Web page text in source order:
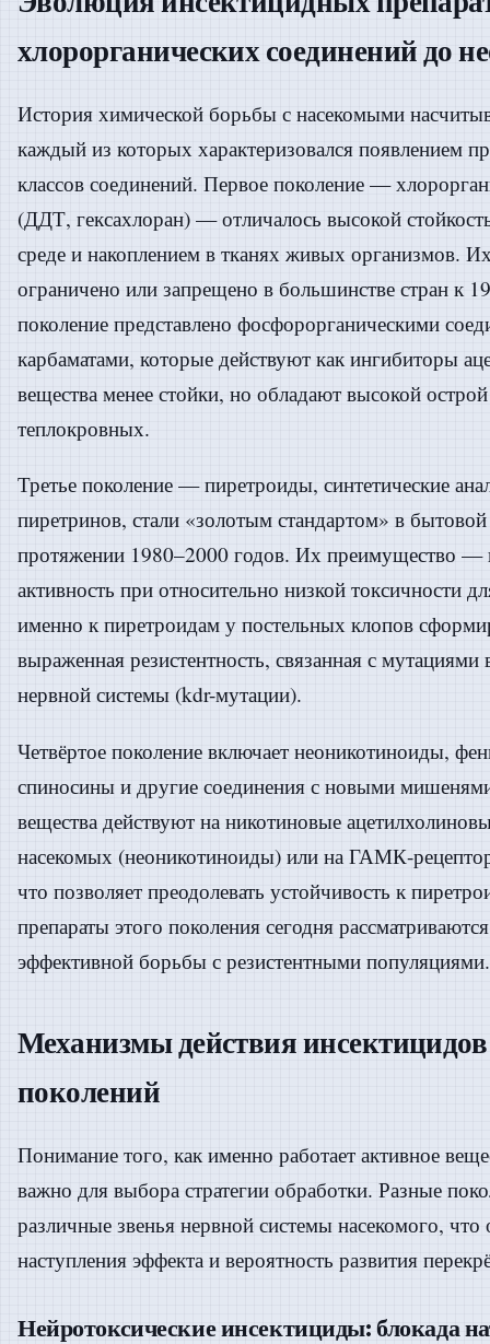
хлорорганических соединений до
История химической борьбы с насекомыми
каждый из которых характеризовался появлением
классов соединений. Первое поколение —
(ДДТ, гексахлоран) — отличалось высокой
среде и накоплением в тканях живых организмов.
ограничено или запрещено в большинстве стран к
поколение представлено фосфорорганическими
карбаматами, которые действуют как ингибиторы
вещества менее стойки, но обладают высокой
теплокровных.
Третье поколение — пиретроиды, синтетические
пиретринов, стали «золотым стандартом» в
протяжении 1980–2000 годов. Их преимущество —
активность при относительно низкой токсичности
именно к пиретроидам у постельных клопов
выраженная резистентность, связанная с мутациями
нервной системы (kdr-мутации).
Четвёртое поколение включает неоникотиноиды,
спиносины и другие соединения с новыми
вещества действуют на никотиновые
насекомых (неоникотиноиды) или на ГАМК-
что позволяет преодолевать устойчивость к
препараты этого поколения сегодня
эффективной борьбы с резистентными популяциями.
Механизмы действия
поколений
Понимание того, как именно работает активное
важно для выбора стратегии обработки. Разные
различные звенья нервной системы насекомого, что
наступления эффекта и вероятность развития
Нейротоксические инсектициды: блокада